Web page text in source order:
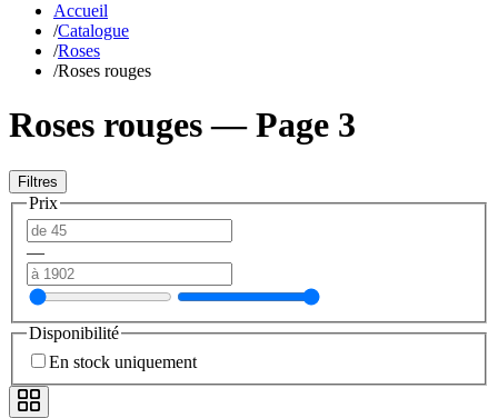
Accueil
/Catalogue
/Roses
/Roses rouges
Roses rouges — Page 3
Filtres
Prix
—
Disponibilité
En stock uniquement